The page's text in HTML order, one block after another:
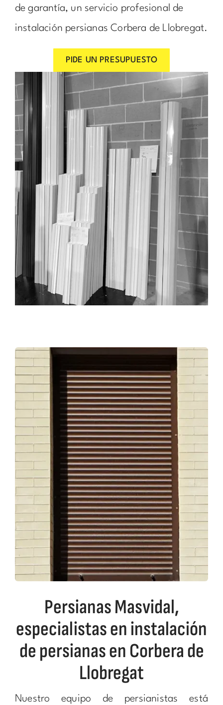
de garantía, un servicio profesional de
instalación persianas Corbera de Llobregat.
PIDE UN PRESUPUESTO
Persianas Masvidal,
especialistas en instalación
de persianas en Corbera de
Llobregat
Nuestro equipo de persianistas está